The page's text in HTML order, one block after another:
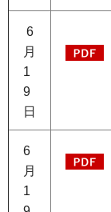
6
月
1
9
日
6
月
1